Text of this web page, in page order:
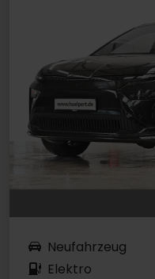
Neufahrzeug
Elektro